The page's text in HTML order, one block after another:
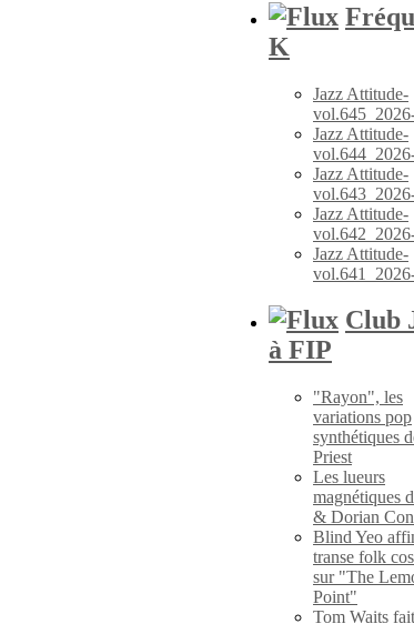
K
Jazz Attitude-
Jazz Attitude-
Jazz Attitude-
Jazz Attitude-
Jazz Attitude-
Club
à FIP
"Rayon", les
variations pop
synthétiques
Priest
Les lueurs
magnétiques
& Dorian
Blind Yeo
transe folk
sur "The
Point"
Tom Waits fait